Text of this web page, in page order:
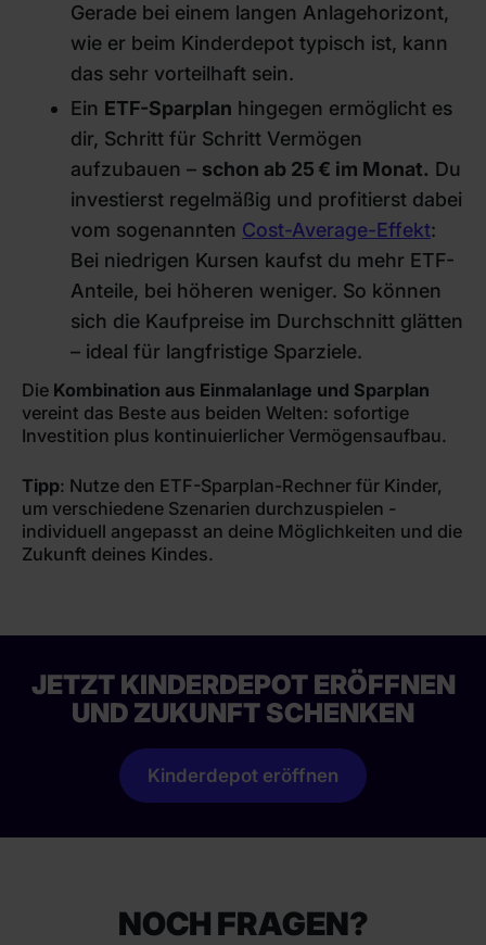
Gerade bei einem langen Anlagehorizont,
wie er beim Kinderdepot typisch ist, kann
das sehr vorteilhaft sein.
Ein ETF-Sparplan hingegen ermöglicht es
dir, Schritt für Schritt Vermögen
aufzubauen – schon ab 25 € im Monat. Du
investierst regelmäßig und profitierst dabei
vom sogenannten Cost-Average-Effekt:
Bei niedrigen Kursen kaufst du mehr ETF-
Anteile, bei höheren weniger. So können
sich die Kaufpreise im Durchschnitt glätten
– ideal für langfristige Sparziele.
Die Kombination aus Einmalanlage und Sparplan
vereint das Beste aus beiden Welten: sofortige
Investition plus kontinuierlicher Vermögensaufbau.
Tipp: Nutze den ETF-Sparplan-Rechner für Kinder,
um verschiedene Szenarien durchzuspielen -
individuell angepasst an deine Möglichkeiten und die
Zukunft deines Kindes.
JETZT KINDERDEPOT ERÖFFNEN
UND ZUKUNFT SCHENKEN
Kinderdepot eröffnen
NOCH FRAGEN?